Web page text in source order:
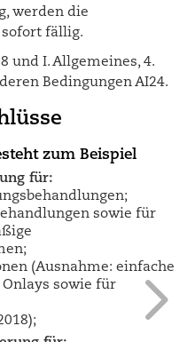
werden die
fällig.
und I. Allgemeines, 4.
Bedingungen AI24.
zum Beispiel
für:
sowie für
(Ausnahme: einfache
sowie für5